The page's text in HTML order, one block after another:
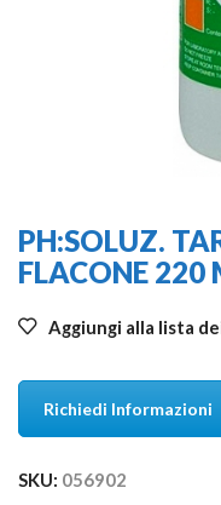
PH:SOLUZ.
FLACONE 220
Aggiungi alla lista
Richiedi Informazioni
SKU: 056902